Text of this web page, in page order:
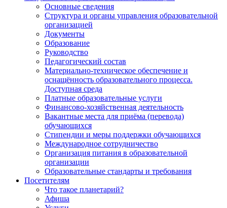
Основные сведения
Структура и органы управления образовательной
организацией
Документы
Образование
Руководство
Педагогический состав
Материально-техническое обеспечение и
оснащённость образовательного процесса.
Доступная среда
Платные образовательные услуги
Финансово-хозяйственная деятельность
Вакантные места для приёма (перевода)
обучающихся
Стипендии и меры поддержки обучающихся
Международное сотрудничество
Организация питания в образовательной
организации
Образовательные стандарты и требования
Посетителям
Что такое планетарий?
Афиша